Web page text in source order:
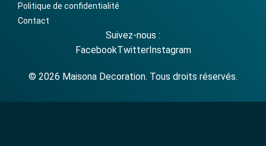
Politique de confidentialité
Contact
Suivez-nous :
FacebookTwitterInstagram
© 2026 Maisona Decoration. Tous droits réservés.